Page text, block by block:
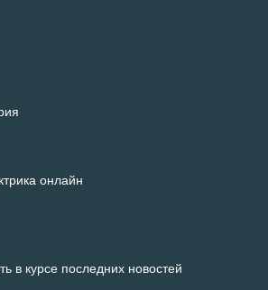
онлайн
в курсе последних новостей